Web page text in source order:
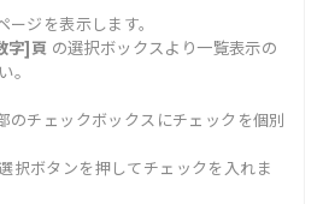
ジを表示します。
字]頁 の選択ボックスより一覧表示の
。
のチェックボックスにチェックを個別
択ボタンを押してチェックを入れま